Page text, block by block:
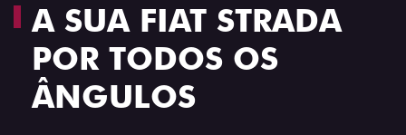
A SUA FIAT STRADA
POR TODOS OS
ÂNGULOS